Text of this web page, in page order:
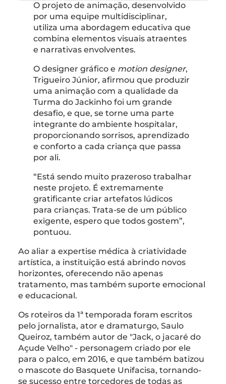
O projeto de animação, desenvolvido
por uma equipe multidisciplinar,
utiliza uma abordagem educativa que
combina elementos visuais atraentes
e narrativas envolventes.
O designer gráfico e motion designer,
Trigueiro Júnior, afirmou que produzir
uma animação com a qualidade da
Turma do Jackinho foi um grande
desafio, e que, se torne uma parte
integrante do ambiente hospitalar,
proporcionando sorrisos, aprendizado
e conforto a cada criança que passa
por ali.
“Está sendo muito prazeroso trabalhar
neste projeto. É extremamente
gratificante criar artefatos lúdicos
para crianças. Trata-se de um público
exigente, espero que todos gostem”,
pontuou.
Ao aliar a expertise médica à criatividade
artística, a instituição está abrindo novos
horizontes, oferecendo não apenas
tratamento, mas também suporte emocional
e educacional.
Os roteiros da 1ª temporada foram escritos
pelo jornalista, ator e dramaturgo, Saulo
Queiroz, também autor de "Jack, o jacaré do
Açude Velho" - personagem criado por ele
para o palco, em 2016, e que também batizou
o mascote do Basquete Unifacisa, tornando-
se sucesso entre torcedores de todas as